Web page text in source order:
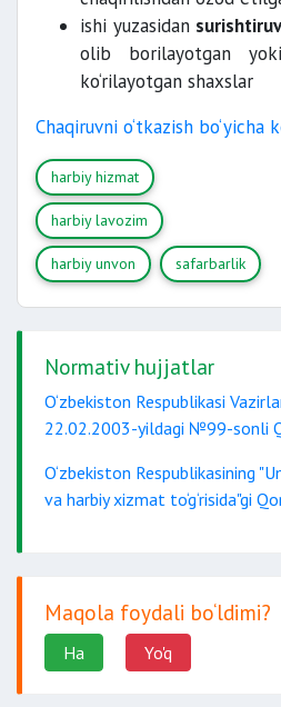
ishi yuzasidan
olib borilayotgan
ko‘rilayotgan shaxslar
Chaqiruvni o‘tkazish bo‘yicha
harbiy hizmat
harbiy lavozim
harbiy unvon safarbarlik
Normativ hujjatlar
O‘zbekiston Respublikasi
22.02.2003-yildagi №99-sonli
O‘zbekiston Respublikasining
va harbiy xizmat to‘g‘risida"gi
Maqola foydali bo‘ldimi?
Ha Yo'q